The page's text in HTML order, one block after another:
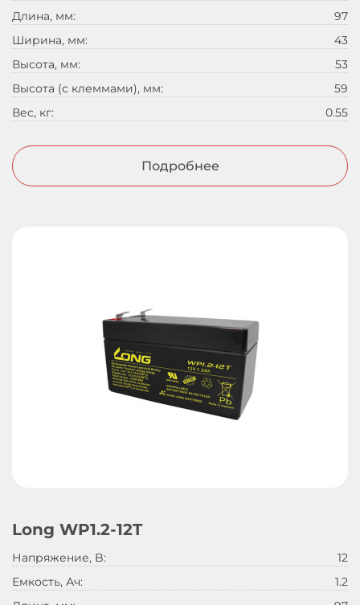
Длина, мм:
97
Ширина, мм:
43
Высота, мм:
53
Высота (с клеммами), мм:
59
Вес, кг:
0.55
Подробнее
Long WP1.2-12T
Напряжение, B:
12
Емкость, Ач:
1.2